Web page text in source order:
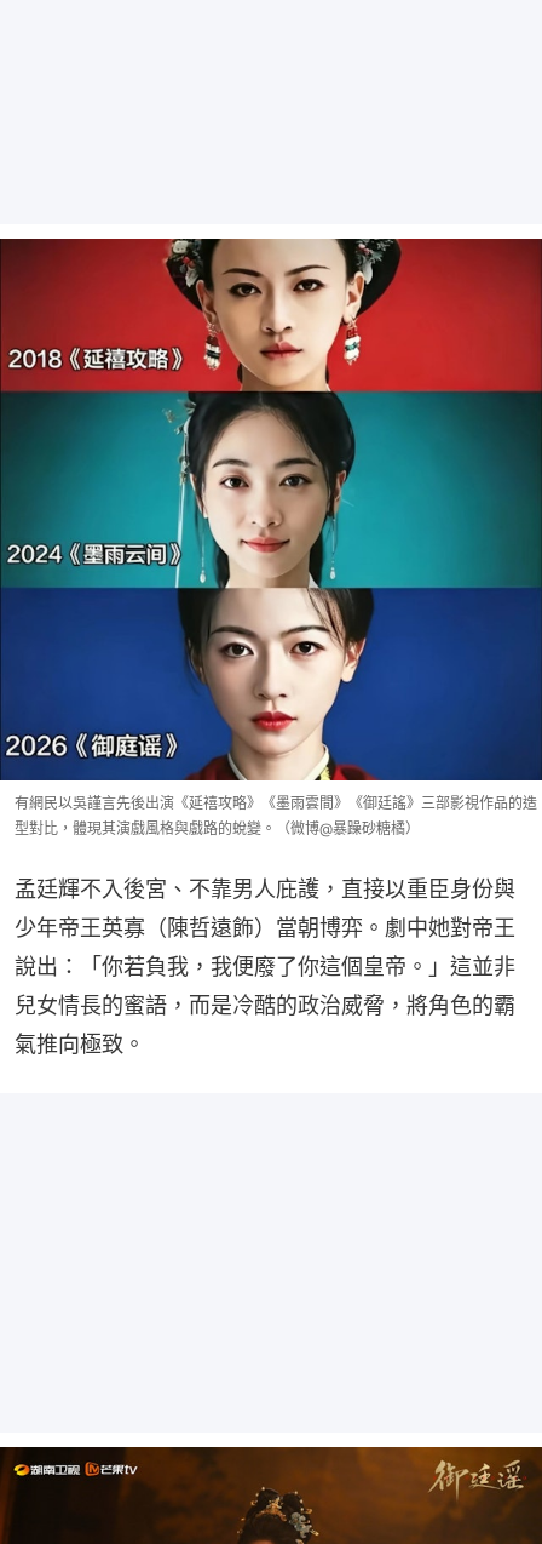
有網民以吳謹言先後出演《延禧攻略》《墨雨雲間》《御廷謠》三部影視作品的造
型對比，體現其演戲風格與戲路的蛻變。（微博@暴躁砂糖橘）
孟廷輝不入後宮、不靠男人庇護，直接以重臣身份與
少年帝王英寡（陳哲遠飾）當朝博弈。劇中她對帝王
說出：「你若負我，我便廢了你這個皇帝。」這並非
兒女情長的蜜語，而是冷酷的政治威脅，將角色的霸
氣推向極致。